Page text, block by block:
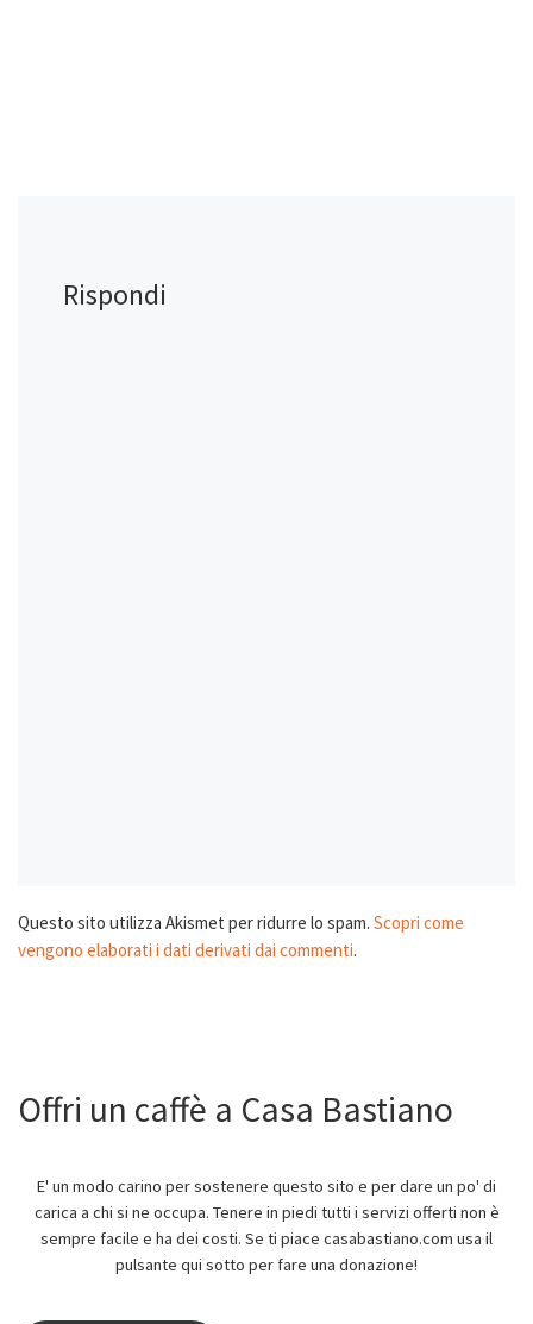
Rispondi
Questo sito utilizza Akismet per ridurre lo spam. Scopri come
vengono elaborati i dati derivati dai commenti.
Offri un caffè a Casa Bastiano
E' un modo carino per sostenere questo sito e per dare un po' di
carica a chi si ne occupa. Tenere in piedi tutti i servizi offerti non è
sempre facile e ha dei costi. Se ti piace casabastiano.com usa il
pulsante qui sotto per fare una donazione!